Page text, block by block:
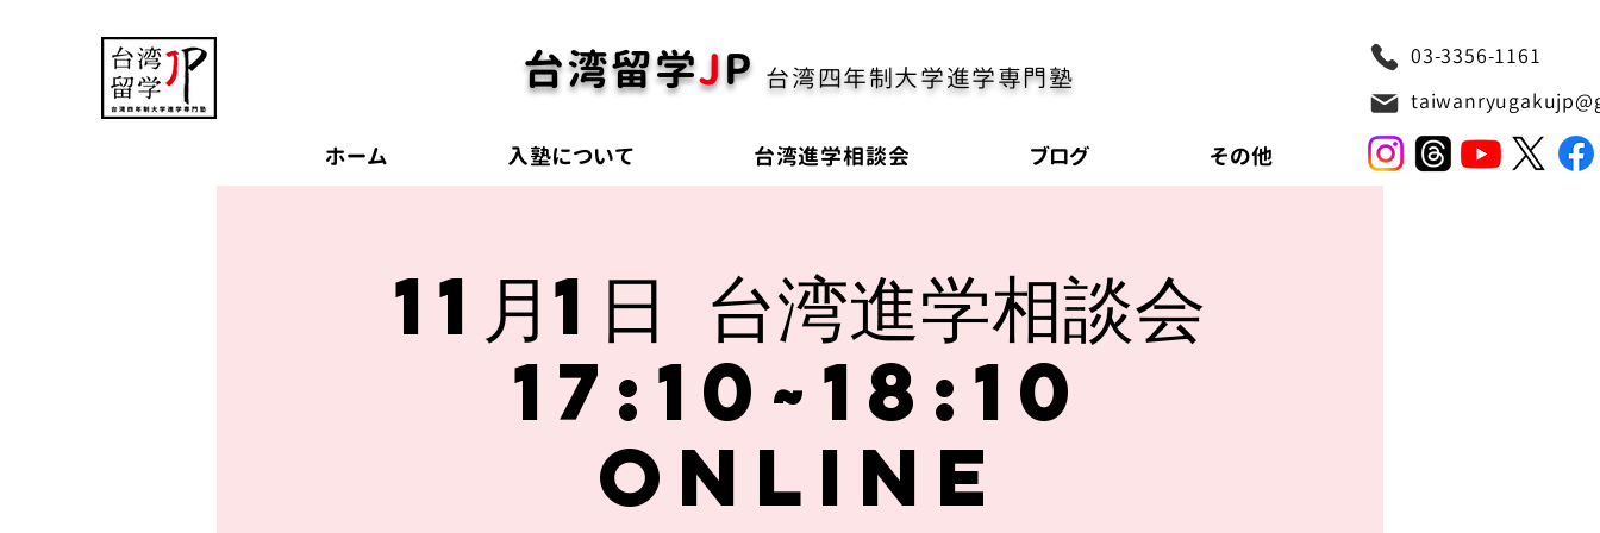
台湾留学JP 台湾四年制大学進学専門塾
ホーム 入塾について 台湾進学相談会 ブログ その他
03-3356-1161
11月1日 台湾進学相談会
17:10~18:10
online